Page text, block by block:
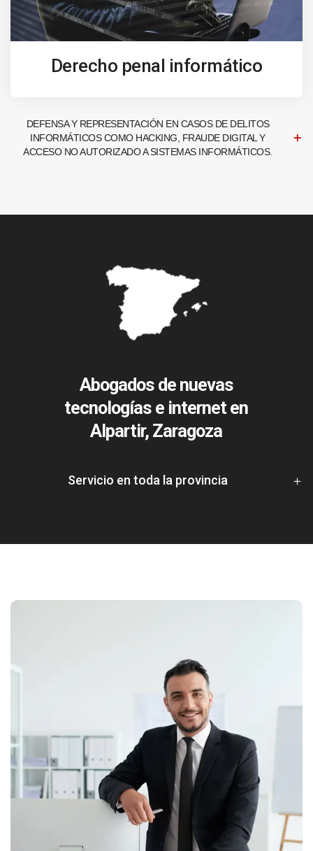
Derecho penal informático
DEFENSA Y REPRESENTACIÓN EN CASOS DE DELITOS
INFORMÁTICOS COMO HACKING, FRAUDE DIGITAL Y
ACCESO NO AUTORIZADO A SISTEMAS INFORMÁTICOS.
Abogados de nuevas
tecnologías e internet en
Alpartir, Zaragoza
Servicio en toda la provincia